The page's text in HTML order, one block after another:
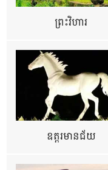
ព្រះវិហារ
ឧត្ដរមានជ័យ